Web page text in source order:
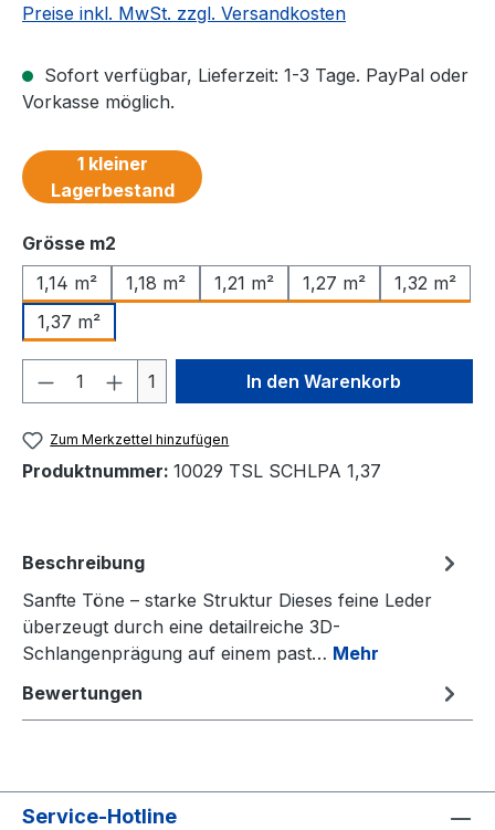
Preise inkl. MwSt. zzgl. Versandkosten
Sofort verfügbar, Lieferzeit: 1-3 Tage. PayPal oder
Vorkasse möglich.
1 kleiner
Lagerbestand
Grösse m2
1,14 m²
1,18 m² 1,21 m² 1,27 m²
1,32 m²
1,37 m²
Produkt Anzahl: Gib den
1 In den Warenkorb
Zum Merkzettel hinzufügen
Produktnummer: 10029 TSL SCHLPA 1,37
Beschreibung
Sanfte Töne – starke Struktur Dieses feine Leder
überzeugt durch eine detailreiche 3D-
Schlangenprägung auf einem past… Mehr
Bewertungen
Service-Hotline